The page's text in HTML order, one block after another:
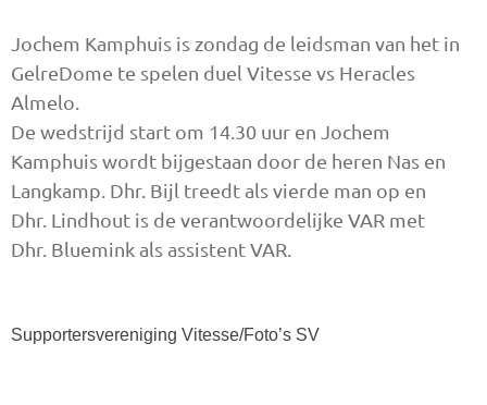
Jochem Kamphuis is zondag de leidsman van het in
GelreDome te spelen duel Vitesse vs Heracles
Almelo.
De wedstrijd start om 14.30 uur en Jochem
Kamphuis wordt bijgestaan door de heren Nas en
Langkamp. Dhr. Bijl treedt als vierde man op en
Dhr. Lindhout is de verantwoordelijke VAR met
Dhr. Bluemink als assistent VAR.
Supportersvereniging Vitesse/Foto’s SV